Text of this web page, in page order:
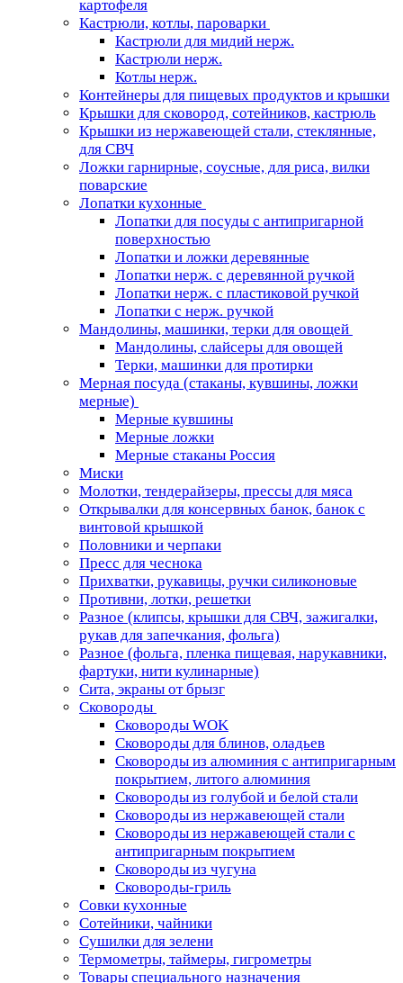
картофеля
Кастрюли, котлы, пароварки
Кастрюли для мидий нерж.
Кастрюли нерж.
Котлы нерж.
Контейнеры для пищевых продуктов и крышки
Крышки для сковород, сотейников, кастрюль
Крышки из нержавеющей стали, стеклянные,
для СВЧ
Ложки гарнирные, соусные, для риса, вилки
поварские
Лопатки кухонные
Лопатки для посуды с антипригарной
поверхностью
Лопатки и ложки деревянные
Лопатки нерж. с деревянной ручкой
Лопатки нерж. с пластиковой ручкой
Лопатки с нерж. ручкой
Мандолины, машинки, терки для овощей
Мандолины, слайсеры для овощей
Терки, машинки для протирки
Мерная посуда (стаканы, кувшины, ложки
мерные)
Мерные кувшины
Мерные ложки
Мерные стаканы Россия
Миски
Молотки, тендерайзеры, прессы для мяса
Открывалки для консервных банок, банок с
винтовой крышкой
Половники и черпаки
Пресс для чеснока
Прихватки, рукавицы, ручки силиконовые
Противни, лотки, решетки
Разное (клипсы, крышки для СВЧ, зажигалки,
рукав для запечкания, фольга)
Разное (фольга, пленка пищевая, нарукавники,
фартуки, нити кулинарные)
Сита, экраны от брызг
Сковороды
Сковороды WOK
Сковороды для блинов, оладьев
Сковороды из алюминия с антипригарным
покрытием, литого алюминия
Сковороды из голубой и белой стали
Сковороды из нержавеющей стали
Сковороды из нержавеющей стали с
антипригарным покрытием
Сковороды из чугуна
Сковороды-гриль
Совки кухонные
Сотейники, чайники
Сушилки для зелени
Термометры, таймеры, гигрометры
Товары специального назначения